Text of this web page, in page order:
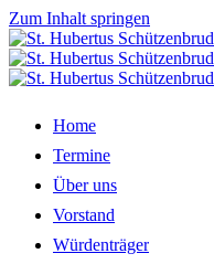
Zum Inhalt springen
Home
Termine
Über uns
Vorstand
Würdenträger